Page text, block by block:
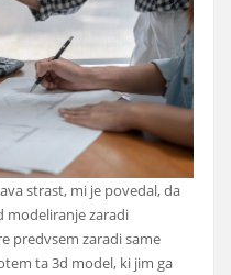
strast, mi je povedal, da
modeliranje zaradi
predvsem zaradi same
ta 3d model, ki jim ga